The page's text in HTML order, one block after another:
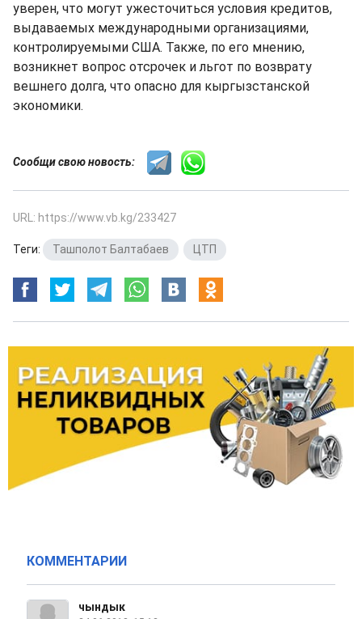
уверен, что могут ужесточиться условия кредитов,
выдаваемых международными организациями,
контролируемыми США. Также, по его мнению,
возникнет вопрос отсрочек и льгот по возврату
вешнего долга, что опасно для кыргызстанской
экономики.
Сообщи свою новость:
URL: https://www.vb.kg/233427
Теги: Ташполот Балтабаев ЦТП
КОММЕНТАРИИ
чындык